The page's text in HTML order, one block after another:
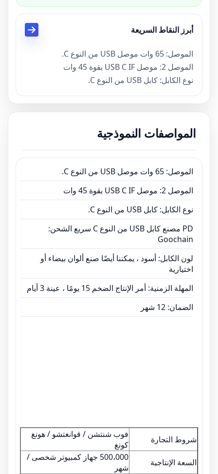
أبرز النقاط السريعة
الموصل: 65 وات موصل USB من النوع C.
الموصل 2: ​​موصل USB C IF بقوة 45 وات
نوع الكابل: كابل USB من النوع C.
PD مصنع كابل USB من النوع C سريع الشحن:
Goochain
اختيارية
الضمان: 12 شهر
المواصفات النموذجية
الموصل: 65 وات موصل USB من النوع C.
الموصل 2: ​​موصل USB C IF بقوة 45 وات
نوع الكابل: كابل USB من النوع C.
PD مصنع كابل USB من النوع C سريع الشحن:
Goochain
لون الكابل: أسود ، يمكننا أيضًا صنع ألوان بيضاء أو
اختيارية
المهلة الزمنية: أمر الإنتاج الضخم 15 يومًا ، عينة 3 أيام
الضمان: 12 شهر
شروط التجارة
فوب شنتشن / قوانغتشو / هونغ
كونغ
السعة الإنتاجية
500،000 جهاز كمبيوتر شخصى /
شهر